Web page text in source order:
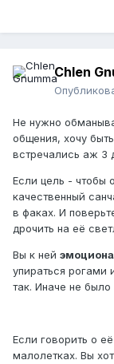
Chlen
Не нужно
общения, хочу
встречались аж 3
Если цель - чтобы
качественный
в факах. И
дрочить на её
Вы к ней
упираться рогами
так. Иначе не
Если говорить о
малолетках. Вы